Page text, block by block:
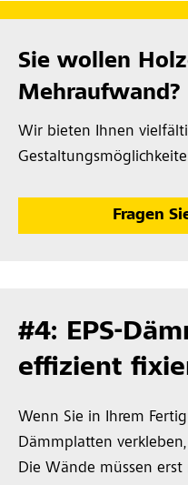
Sie wollen
Mehraufwand?
Wir bieten Ihnen
Fragen
#4: EPS-
effizient
Wenn Sie in Ihrem
Dämmplatten
Die Wände müssen erst